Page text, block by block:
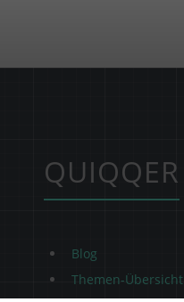
QUIQQER
Blog
Themen-Übersicht